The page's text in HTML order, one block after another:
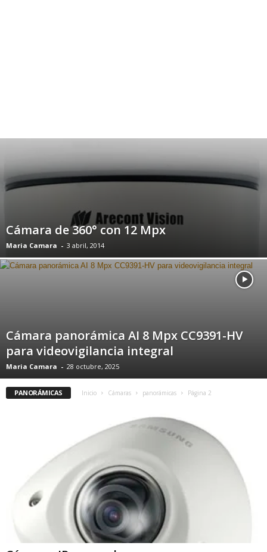
Cámara de 360° con 12 Mpx
Maria Camara - 3 abril, 2014
Cámara panorámica AI 8 Mpx CC9391-HV
para videovigilancia integral
Maria Camara - 28 octubre, 2025
PANORÁMICAS Inicio Cámaras panorámicas Página 2